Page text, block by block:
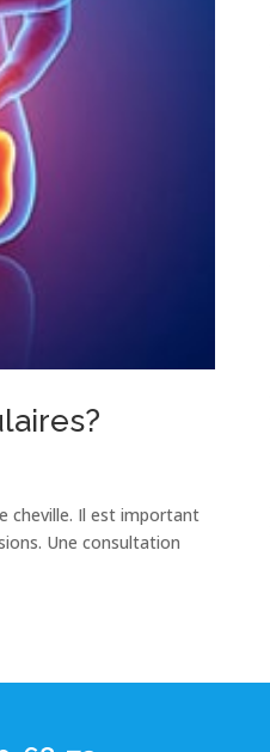
cheville. Il est important
Une consultation